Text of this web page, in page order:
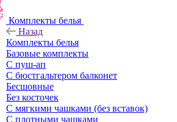
Комплекты белья
Назад
Комплекты белья
Базовые комплекты
С пуш-ап
С бюстгальтером балконет
Бесшовные
Без косточек
С мягкими чашками (без вставок)
С плотными чашками